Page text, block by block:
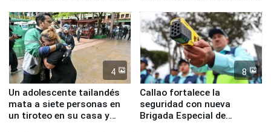
4
Un adolescente tailandés
mata a siete personas en
un tiroteo en su casa y
8
Callao fortalece la
seguridad con nueva
Brigada Especial de